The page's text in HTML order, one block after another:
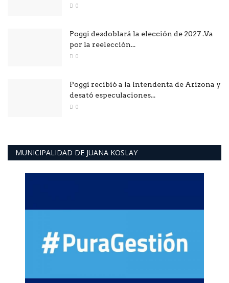
0
Poggi desdoblará la elección de 2027 .Va
por la reelección...
0
Poggi recibió a la Intendenta de Arizona y
desató especulaciones...
0
MUNICIPALIDAD DE JUANA KOSLAY